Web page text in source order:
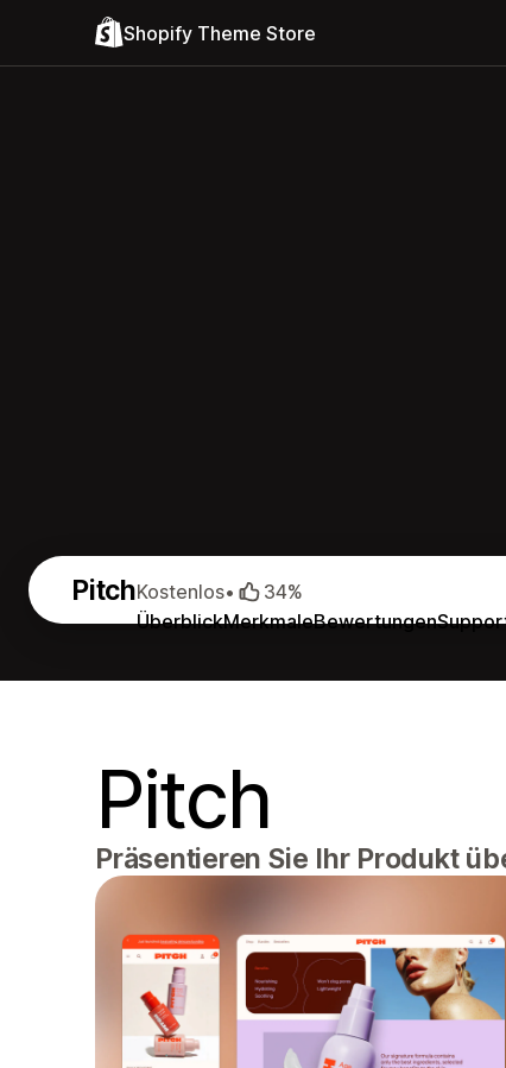
Shopify Theme Store
Pitch
ÜberblickMerkmaleBewertungen
Kostenlos• 34%
Pitch
Präsentieren Sie Ihr Produkt